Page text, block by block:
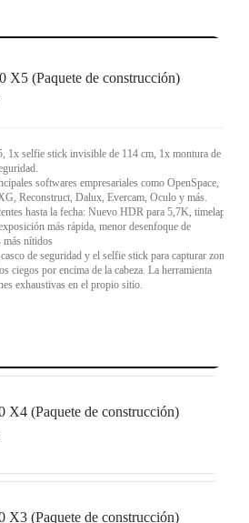
X5 (Paquete de construcción)
1x selfie stick invisible de 114 cm, 1x montura de
softwares empresariales como OpenSpace,
Reconstruct, Dalux, Evercam, Oculo y más.
hasta la fecha: Nuevo HDR para 5,7K, timelapse
más rápida, menor desenfoque de
más nítidos
de seguridad y el selfie stick para capturar zonas
ciegos por encima de la cabeza. La herramienta
exhaustivas en el propio sitio.
X4 (Paquete de construcción)
softwares empresariales como OpenSpace,
X3 (Paquete de construcción)